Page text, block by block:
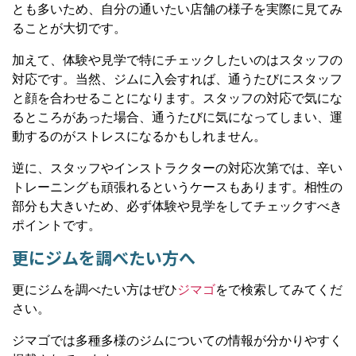
とも多いため、自分の通いたい店舗の様子を実際に見てみ
ることが大切です。
加えて、体験や見学で特にチェックしたいのはスタッフの
対応です。当然、ジムに入会すれば、通うたびにスタッフ
と顔を合わせることになります。スタッフの対応で気にな
るところがあった場合、通うたびに気になってしまい、運
動するのがストレスになるかもしれません。
逆に、スタッフやインストラクターの対応次第では、辛い
トレーニングも頑張れるというケースもあります。相性の
部分も大きいため、必ず体験や見学をしてチェックすべき
ポイントです。
更にジムを調べたい方へ
更にジムを調べたい方はぜひジマゴをで検索してみてくだ
さい。
ジマゴでは多種多様のジムについての情報が分かりやすく